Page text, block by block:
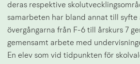
deras respektive
samarbeten har bland annat till
övergångarna från F-6 till årskurs 7
gemensamt arbete med
En elev som vid tidpunkten för